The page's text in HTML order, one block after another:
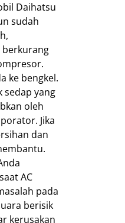
Daihatsu
sudah
berkurang
ke bengkel.
sedap yang
oleh
Jika
dan
AC
pada
berisik
kerusakan